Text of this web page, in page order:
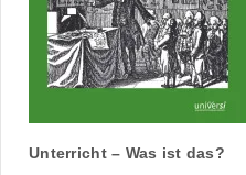
Unterricht – Was ist das?